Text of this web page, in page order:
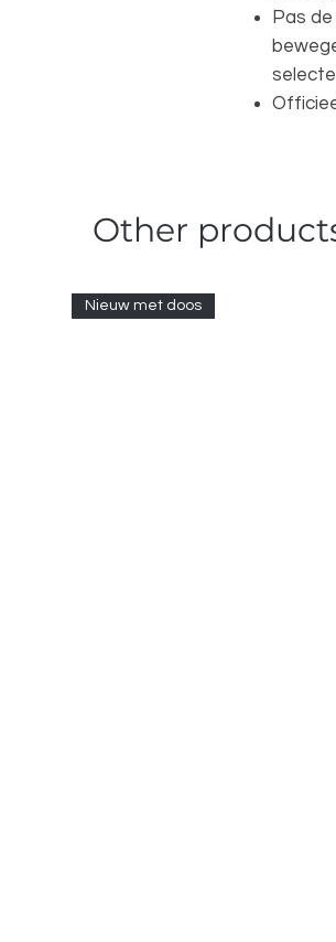
Pas
Other
Nieuw met doos